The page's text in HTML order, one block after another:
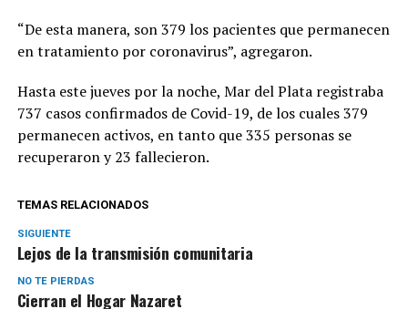
“De esta manera, son 379 los pacientes que permanecen
en tratamiento por coronavirus”, agregaron.
Hasta este jueves por la noche, Mar del Plata registraba
737 casos confirmados de Covid-19, de los cuales 379
permanecen activos, en tanto que 335 personas se
recuperaron y 23 fallecieron.
TEMAS RELACIONADOS
SIGUIENTE
Lejos de la transmisión comunitaria
NO TE PIERDAS
Cierran el Hogar Nazaret